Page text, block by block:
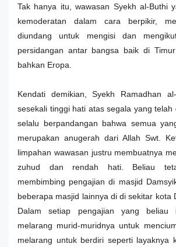
Tak hanya itu, wawasan Syekh al-Buthi
kemoderatan dalam cara berpikir,
diundang untuk mengisi dan
persidangan antar bangsa baik di
bahkan Eropa.
Kendati demikian, Syekh Ramadhan
sesekali tinggi hati atas segala yang telah
selalu berpandangan bahwa semua
merupakan anugerah dari Allah Swt.
limpahan wawasan justru membuatnya
zuhud dan rendah hati. Beliau
membimbing pengajian di masjid
beberapa masjid lainnya di di sekitar kota
Dalam setiap pengajian yang beliau
melarang murid-muridnya untuk
melarang untuk berdiri seperti layaknya